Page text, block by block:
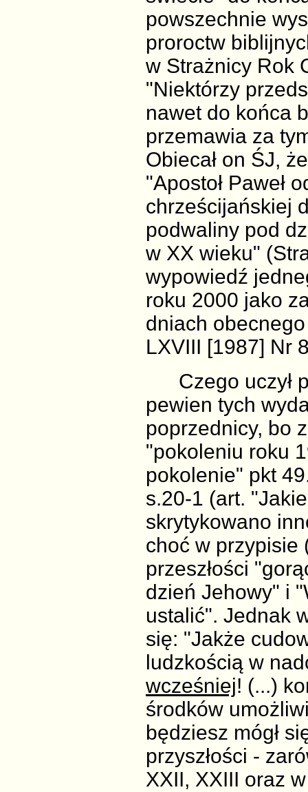
powszechnie
proroctw
w Strażnicy Rok
"Niektórzy
nawet do końca
przemawia za
Obiecał on ŚJ,
"Apostoł Paweł
chrześcijańskiej
podwaliny pod
w XX wieku"
wypowiedź
roku 2000 jako
dniach
LXVIII [1987] Nr
Czego uczył
pewien tych
poprzednicy, bo
"pokoleniu roku
pokolenie" pkt
s.20-1 (art.
skrytykowano
choć w przypisie
przeszłości
dzień Jehowy" i
ustalić". Jednak
się: "Jakże
ludzkością w
wcześniej! (...)
środków
będziesz mógł
przyszłości -
XXII, XXIII oraz